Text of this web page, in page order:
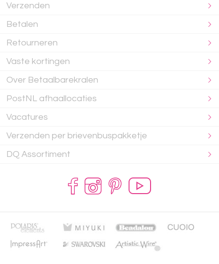
Verzenden
Betalen
Retourneren
Vaste kortingen
Over Betaalbarekralen
PostNL afhaallocaties
Vacatures
Verzenden per brievenbuspakketje
DQ Assortiment